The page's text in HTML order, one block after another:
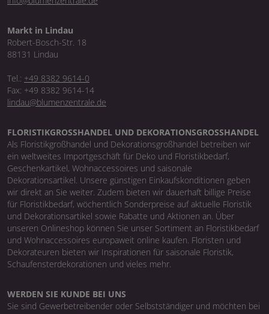
Markt in Lindau
Robert-Bosch-Str. 18
88131 Lindau
Tel.: +49 8382 9614-0
Fax: +49 8382 9614-14
lindau@blumenzentrale.de
FLORISTIKGROSSHANDEL UND DEKORATIONSGROSSHANDEL
Als Floristikgroßhandel und Dekorationsgroßhandel betreiben wir
ein weltweites Importgeschäft für Deko und Floristikbedarf,
Geschenkartikel, Wohnaccessoires und saisonale
Dekorationsartikel. Unsere günstigen Einkaufskonditionen geben
wir direkt an Sie weiter. Zudem bieten wir dauerhaft billige Preise
für Floristikbedarf, wöchentlich Sonderpreise auf aktuelle Floristik
und Dekorationsartikel sowie Rabatte und Aktionen an. Über
unseren Onlineshop können Sie unser Sortiment an Floristikbedarf
und Wohnaccessoires europaweit online kaufen. Floristen und
Dekorateuren bieten wir Inspirationen für saisonale Floristik,
Schaufensterdekorationen und vieles mehr.
WERDEN SIE KUNDE BEI UNS
Sie sind Gewerbetreibender oder Selbstständiger und möchten bei